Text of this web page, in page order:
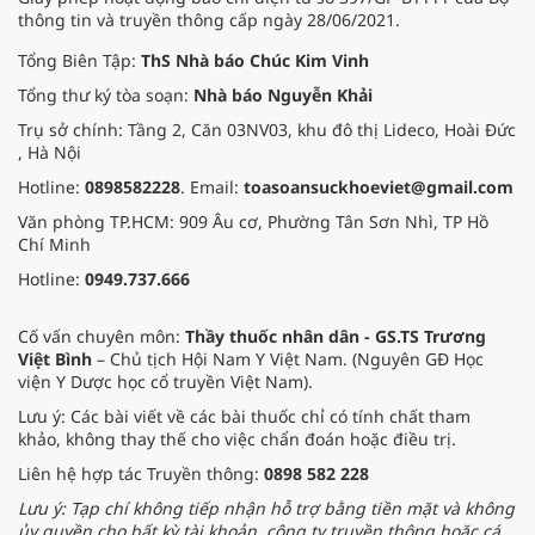
vững của đất nước.
thông tin và truyền thông cấp ngày 28/06/2021.
Tổng Biên Tập: ThS Nhà báo Chúc Kim Vinh
Tổng thư ký tòa soạn: Nhà báo Nguyễn Khải
Trụ sở chính: Tầng 2, Căn 03NV03, khu đô thị Lideco, Hoài Đức
, Hà Nội
Hotline: 0898582228. Email: toasoansuckhoeviet@gmail.com
Văn phòng TP.HCM: 909 Âu cơ, Phường Tân Sơn Nhì, TP Hồ
Chí Minh
Hotline: 0949.737.666
Cố vấn chuyên môn: Thầy thuốc nhân dân - GS.TS Trương
Việt Bình – Chủ tịch Hội Nam Y Việt Nam. (Nguyên GĐ Học
viện Y Dược học cổ truyền Việt Nam).
Lưu ý: Các bài viết về các bài thuốc chỉ có tính chất tham
khảo, không thay thế cho việc chẩn đoán hoặc điều trị.
Liên hệ hợp tác Truyền thông: 0898 582 228
Lưu ý: Tạp chí không tiếp nhận hỗ trợ bằng tiền mặt và không